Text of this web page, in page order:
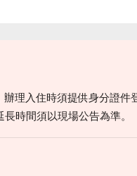
理入住時須提供身分證件
時間須以現場公告為準。